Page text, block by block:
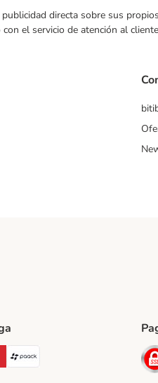
directa sobre sus
el servicio de atención al
Method
Shipping Method
CTTExpress Shipping Method
paack Shipping Method